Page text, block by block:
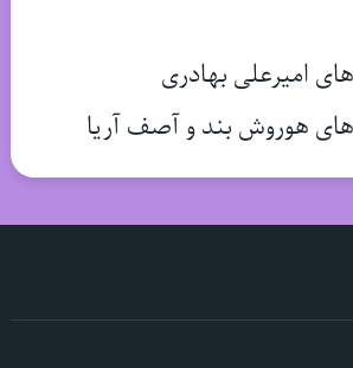
امیرعلی بهادری
هوروش بند و آصف آریا